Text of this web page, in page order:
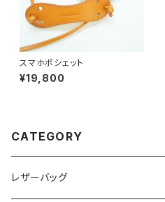
スマホポシェット
¥19,800
CATEGORY
レザーバッグ